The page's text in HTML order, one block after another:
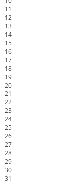
11
12
13
14
15
16
17
18
19
20
21
22
23
24
25
26
27
28
29
30
31